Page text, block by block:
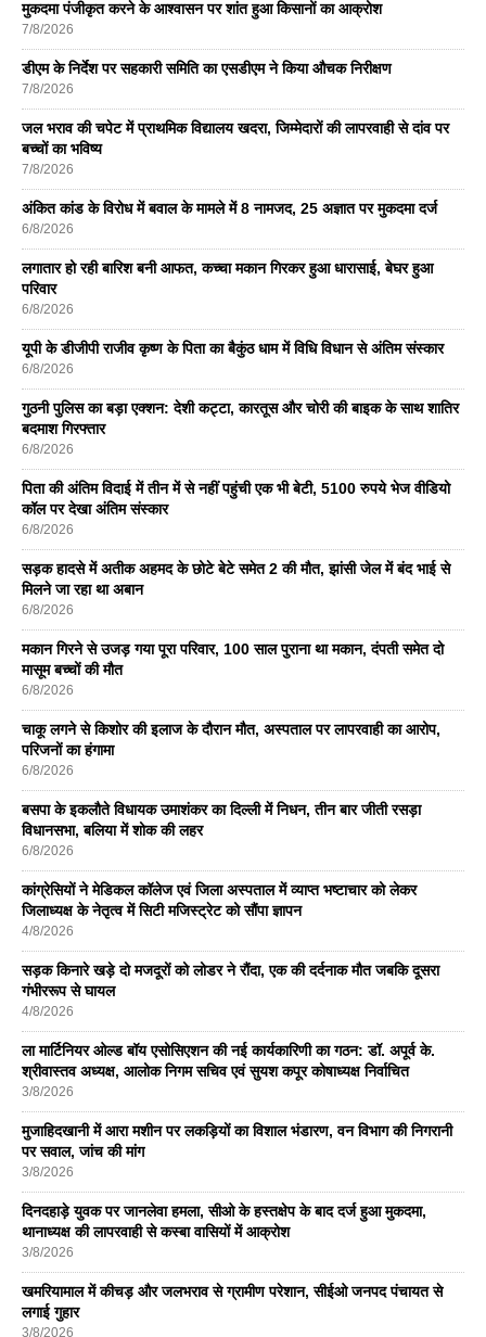
मुकदमा पंजीकृत करने के आश्वासन पर शांत हुआ किसानों का आक्रोश
7/8/2026
डीएम के निर्देश पर सहकारी समिति का एसडीएम ने किया औचक निरीक्षण
7/8/2026
जल भराव की चपेट में प्राथमिक विद्यालय खदरा, जिम्मेदारों की लापरवाही से दांव पर
बच्चों का भविष्य
7/8/2026
अंकित कांड के विरोध में बवाल के मामले में 8 नामजद, 25 अज्ञात पर मुकदमा दर्ज
6/8/2026
लगातार हो रही बारिश बनी आफत, कच्चा मकान गिरकर हुआ धारासाई, बेघर हुआ
परिवार
6/8/2026
यूपी के डीजीपी राजीव कृष्ण के पिता का बैकुंठ धाम में विधि विधान से अंतिम संस्कार
6/8/2026
गुठनी पुलिस का बड़ा एक्शन: देशी कट्टा, कारतूस और चोरी की बाइक के साथ शातिर
बदमाश गिरफ्तार
6/8/2026
पिता की अंतिम विदाई में तीन में से नहीं पहुंची एक भी बेटी, 5100 रुपये भेज वीडियो
कॉल पर देखा अंतिम संस्कार
6/8/2026
सड़क हादसे में अतीक अहमद के छोटे बेटे समेत 2 की मौत, झांसी जेल में बंद भाई से
मिलने जा रहा था अबान
6/8/2026
मकान गिरने से उजड़ गया पूरा परिवार, 100 साल पुराना था मकान, दंपती समेत दो
मासूम बच्चों की मौत
6/8/2026
चाकू लगने से किशोर की इलाज के दौरान मौत, अस्पताल पर लापरवाही का आरोप,
परिजनों का हंगामा
6/8/2026
बसपा के इकलाैते विधायक उमाशंकर का दिल्ली में निधन, तीन बार जीती रसड़ा
विधानसभा, बलिया में शोक की लहर
6/8/2026
कांग्रेसियों ने मेडिकल कॉलेज एवं जिला अस्पताल में व्याप्त भष्टाचार को लेकर
जिलाध्यक्ष के नेतृत्व में सिटी मजिस्ट्रेट को सौंपा ज्ञापन
4/8/2026
सड़क किनारे खड़े दो मजदूरों को लोडर ने रौंदा, एक की दर्दनाक मौत जबकि दूसरा
गंभीररूप से घायल
4/8/2026
ला मार्टिनियर ओल्ड बॉय एसोसिएशन की नई कार्यकारिणी का गठन: डॉ. अपूर्व के.
श्रीवास्तव अध्यक्ष, आलोक निगम सचिव एवं सुयश कपूर कोषाध्यक्ष निर्वाचित
3/8/2026
मुजाहिदखानी में आरा मशीन पर लकड़ियों का विशाल भंडारण, वन विभाग की निगरानी
पर सवाल, जांच की मांग
3/8/2026
दिनदहाड़े युवक पर जानलेवा हमला, सीओ के हस्तक्षेप के बाद दर्ज हुआ मुकदमा,
थानाध्यक्ष की लापरवाही से कस्बा वासियों में आक्रोश
3/8/2026
खमरियामाल में कीचड़ और जलभराव से ग्रामीण परेशान, सीईओ जनपद पंचायत से
लगाई गुहार
3/8/2026